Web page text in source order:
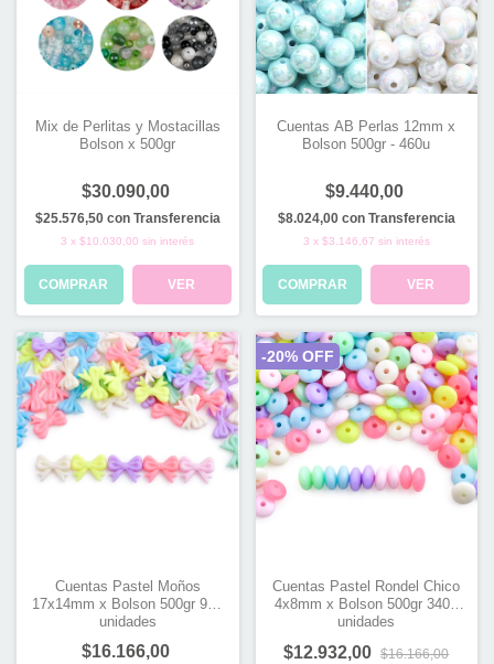
Mix de Perlitas y Mostacillas
Bolson x 500gr
$30.090,00
$25.576,50 con Transferencia
3 x$10.030,00 sin interés
COMPRAR VER
Cuentas AB Perlas 12mm x
Bolson 500gr - 460u
$9.440,00
$8.024,00 con Transferencia
3 x $3.146,67 sin interés
COMPRAR VER
Cuentas Pastel Moños
17x14mm x Bolson 500gr 900
unidades
$16.166,00
Cuentas Pastel Rondel Chico
4x8mm x Bolson 500gr 3400
unidades
-20% OFF
$12.932,00 $16.166,00